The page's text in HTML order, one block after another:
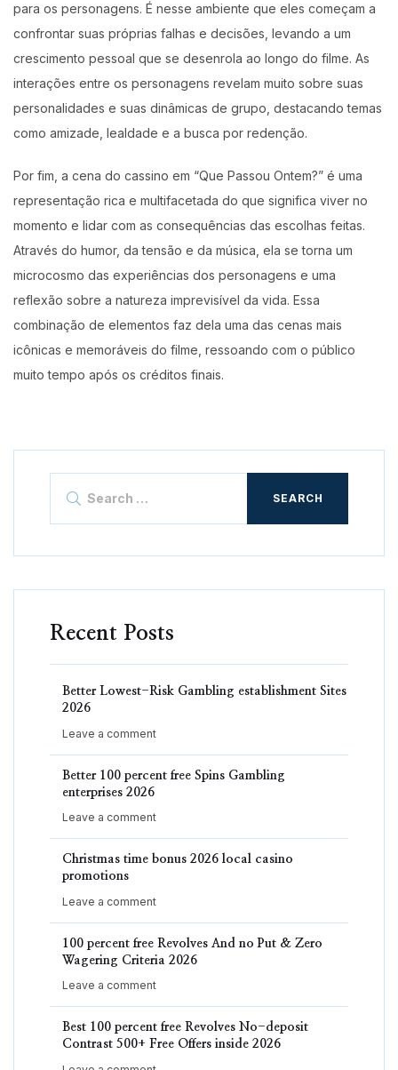
para os personagens. É nesse ambiente que eles começam a
confrontar suas próprias falhas e decisões, levando a um
crescimento pessoal que se desenrola ao longo do filme. As
interações entre os personagens revelam muito sobre suas
personalidades e suas dinâmicas de grupo, destacando temas
como amizade, lealdade e a busca por redenção.
Por fim, a cena do cassino em “Que Passou Ontem?” é uma
representação rica e multifacetada do que significa viver no
momento e lidar com as consequências das escolhas feitas.
Através do humor, da tensão e da música, ela se torna um
microcosmo das experiências dos personagens e uma
reflexão sobre a natureza imprevisível da vida. Essa
combinação de elementos faz dela uma das cenas mais
icônicas e memoráveis do filme, ressoando com o público
muito tempo após os créditos finais.
Recent Posts
Better Lowest-Risk Gambling establishment Sites
2026
Leave a comment
Better 100 percent free Spins Gambling
enterprises 2026
Leave a comment
Christmas time bonus 2026 local casino
promotions
Leave a comment
100 percent free Revolves And no Put & Zero
Wagering Criteria 2026
Leave a comment
Best 100 percent free Revolves No-deposit
Contrast 500+ Free Offers inside 2026